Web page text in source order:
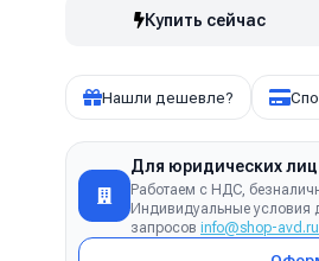
Купить сейчас
Нашли дешевле?
Для юридических лиц
Работаем с НДС,
Индивидуальные условия
запросов info@shop-avd.ru